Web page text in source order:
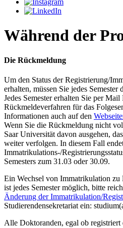
Während der
Die Rückmeldung
Um den Status der Registrierung/
erhalten, müssen Sie jedes
Jedes Semester erhalten Sie per
Rückmeldeverfahren für das
Informationen auch auf den
Wenn Sie die Rückmeldung nicht
Saar Universität davon ausgehen,
weiter verfolgen. In diesem Fall
Immatrikulations-/
Semesters zum 31.03 oder 30.09.
Ein Wechsel von Immatrikulation zu
ist jedes Semester möglich, bitte
Änderung der Immatrikulation/
Studierendensekretariat ein:
Alle Doktoranden, egal ob